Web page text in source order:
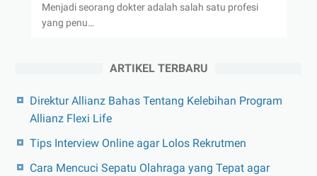
Menjadi seorang dokter adalah salah satu profesi
yang penu…
ARTIKEL TERBARU
Direktur Allianz Bahas Tentang Kelebihan Program
Allianz Flexi Life
Tips Interview Online agar Lolos Rekrutmen
Cara Mencuci Sepatu Olahraga yang Tepat agar